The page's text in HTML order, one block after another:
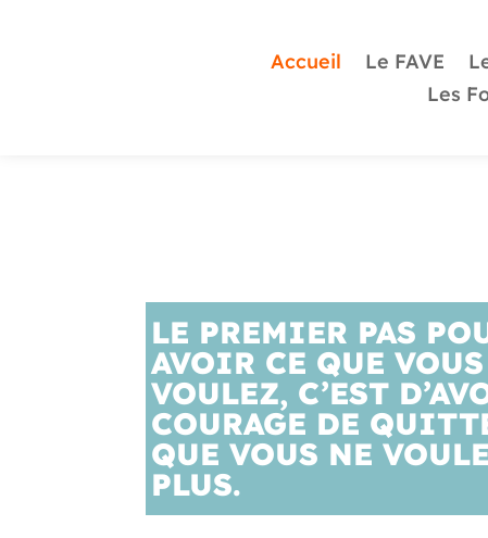
Accueil Le FAVE
Les
LE PREMIER PAS
AVOIR CE QUE VOUS
VOULEZ, C’EST
COURAGE DE
QUE VOUS NE
PLUS.